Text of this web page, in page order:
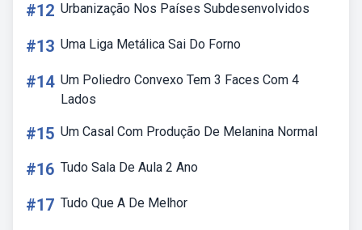
#12 Urbanização Nos Países Subdesenvolvidos
#13 Uma Liga Metálica Sai Do Forno
#14 Um Poliedro Convexo Tem 3 Faces Com 4
Lados
#15 Um Casal Com Produção De Melanina Normal
#16 Tudo Sala De Aula 2 Ano
#17 Tudo Que A De Melhor